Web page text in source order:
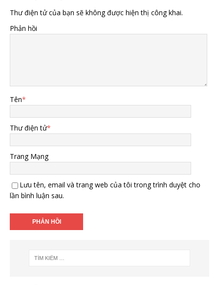
Thư điện tử của bạn sẽ không được hiện thị công khai.
Phản hồi
Tên*
Thư điện tử*
Trang Mạng
Lưu tên, email và trang web của tôi trong trình duyệt cho
lần bình luận sau.